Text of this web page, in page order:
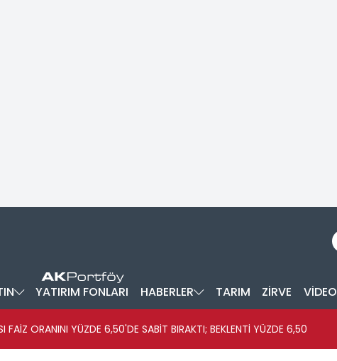
YATIRIM FONLARI HABERLER TARIM ZİRVE VİDEO
FAİZ ORANINI YÜZDE 6,50'DE SABİT BIRAKTI; BEKLENTİ YÜZDE 6,50